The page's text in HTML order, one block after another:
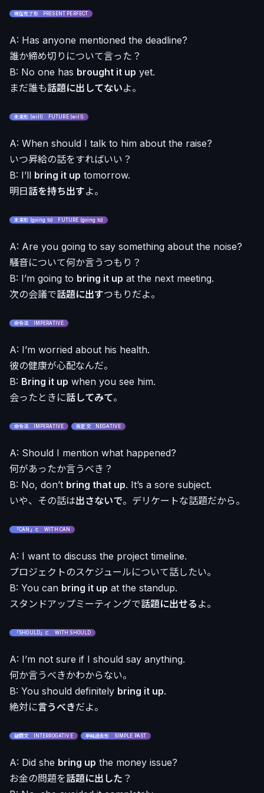
現在完了形 PRESENT PERFECT
A: Has anyone mentioned the deadline?
誰か締め切りについて言った？
B: No one has brought it up yet.
まだ誰も話題に出してないよ。
未来形 (will) FUTURE (will)
A: When should I talk to him about the raise?
いつ昇給の話をすればいい？
B: I’ll bring it up tomorrow.
明日話を持ち出すよ。
未来形 (going to) FUTURE (going to)
A: Are you going to say something about the noise?
騒音について何か言うつもり？
B: I’m going to bring it up at the next meeting.
次の会議で話題に出すつもりだよ。
命令法 IMPERATIVE
A: I’m worried about his health.
彼の健康が心配なんだ。
B: Bring it up when you see him.
会ったときに話してみて。
命令法 IMPERATIVE 否定文 NEGATIVE
A: Should I mention what happened?
何があったか言うべき？
B: No, don’t bring that up. It’s a sore subject.
いや、その話は出さないで。デリケートな話題だから。
「CAN」と WITH CAN
A: I want to discuss the project timeline.
プロジェクトのスケジュールについて話したい。
B: You can bring it up at the standup.
スタンドアップミーティングで話題に出せる よ。
「SHOULD」と WITH SHOULD
A: I’m not sure if I should say anything.
何か言うべきかわからない。
B: You should definitely bring it up.
絶対に言うべきだよ。
疑問文 INTERROGATIVE 単純過去形 SIMPLE PAST
A: Did she bring up the money issue?
お金の問題を話題に出した ？